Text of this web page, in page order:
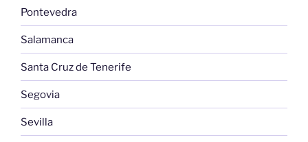
Pontevedra
Salamanca
Santa Cruz de Tenerife
Segovia
Sevilla